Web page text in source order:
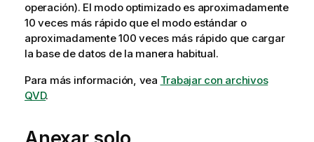
operación). El modo optimizado es aproximadamente
10 veces más rápido que el modo estándar o
aproximadamente 100 veces más rápido que cargar
la base de datos de la manera habitual.
Para más información, vea Trabajar con archivos
QVD.